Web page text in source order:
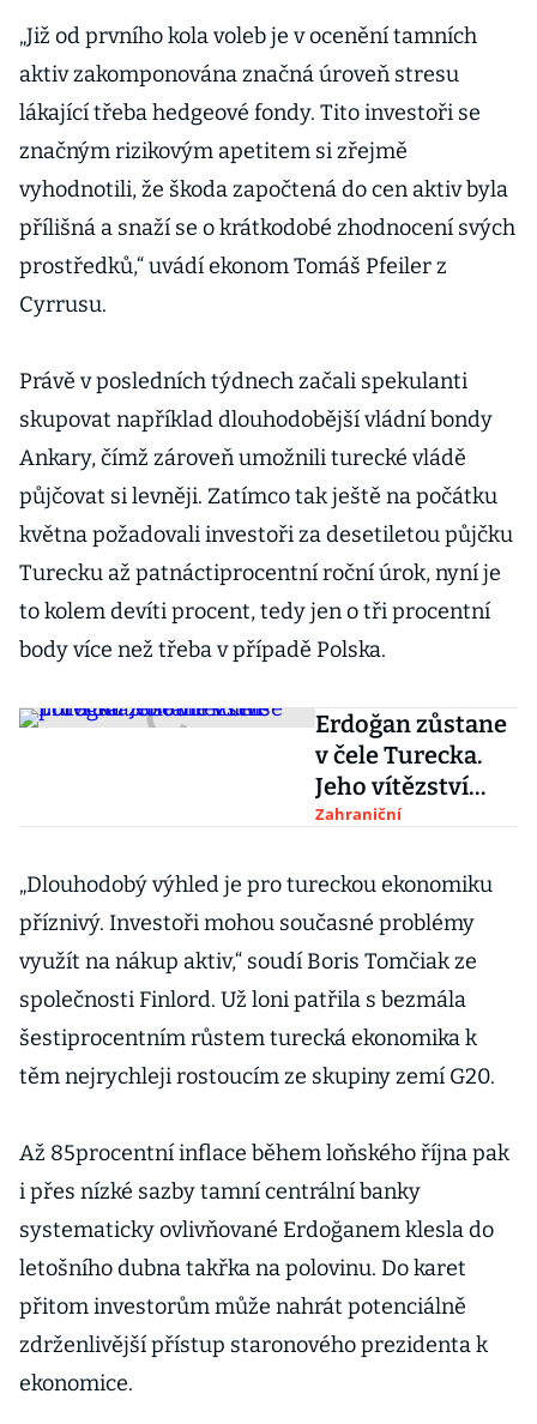
„Již od prvního kola voleb je v ocenění tamních
aktiv zakomponována značná úroveň stresu
lákající třeba hedgeové fondy. Tito investoři se
značným rizikovým apetitem si zřejmě
vyhodnotili, že škoda započtená do cen aktiv byla
přílišná a snaží se o krátkodobé zhodnocení svých
prostředků,“ uvádí ekonom Tomáš Pfeiler z
Cyrrusu.
Právě v posledních týdnech začali spekulanti
skupovat například dlouhodobější vládní bondy
Ankary, čímž zároveň umožnili turecké vládě
půjčovat si levněji. Zatímco tak ještě na počátku
května požadovali investoři za desetiletou půjčku
Turecku až patnáctiprocentní roční úrok, nyní je
to kolem devíti procent, tedy jen o tři procentní
body více než třeba v případě Polska.
Erdoğan zůstane
v čele Turecka.
Jeho vítězství
potvrdila volební
Zahraniční
„Dlouhodobý výhled je pro tureckou ekonomiku
příznivý. Investoři mohou současné problémy
využít na nákup aktiv,“ soudí Boris Tomčiak ze
společnosti Finlord. Už loni patřila s bezmála
šestiprocentním růstem turecká ekonomika k
těm nejrychleji rostoucím ze skupiny zemí G20.
Až 85procentní inflace během loňského října pak
i přes nízké sazby tamní centrální banky
systematicky ovlivňované Erdoğanem klesla do
letošního dubna takřka na polovinu. Do karet
přitom investorům může nahrát potenciálně
zdrženlivější přístup staronového prezidenta k
ekonomice.